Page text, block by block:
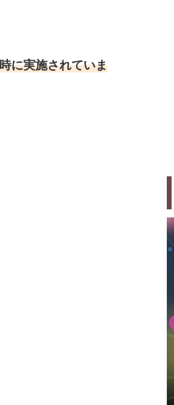
に実施されていま